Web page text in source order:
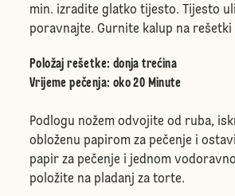
min. izradite glatko tijesto. Tijesto
poravnajte. Gurnite kalup na rešetki
Položaj rešetke: donja trećina
Vrijeme pečenja: oko 20 Minute
Podlogu nožem odvojite od ruba,
obloženu papirom za pečenje i
papir za pečenje i jednom
položite na pladanj za torte.